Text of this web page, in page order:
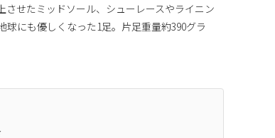
せたミッドソール、シューレースやライニン
にも優しくなった1足。片足重量約390グラ